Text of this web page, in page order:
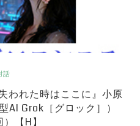
話
われた時はここに』小原
AI Grok［グロック］）
）【H】